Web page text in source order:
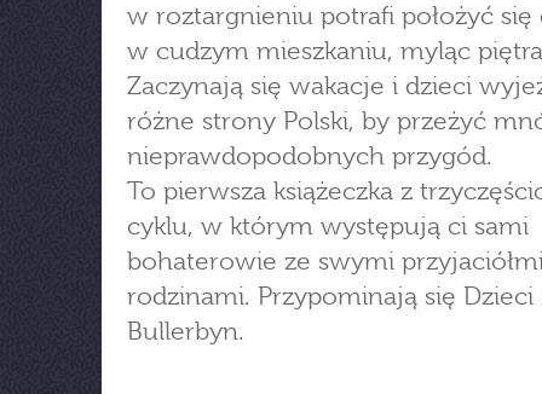
w roztargnieniu potrafi położyć się
w cudzym mieszkaniu, myląc
Zaczynają się wakacje i dzieci
różne strony Polski, by przeżyć
nieprawdopodobnych przygód.
To pierwsza książeczka z
cyklu, w którym występują ci sami
bohaterowie ze swymi
rodzinami. Przypominają się Dzieci
Bullerbyn.